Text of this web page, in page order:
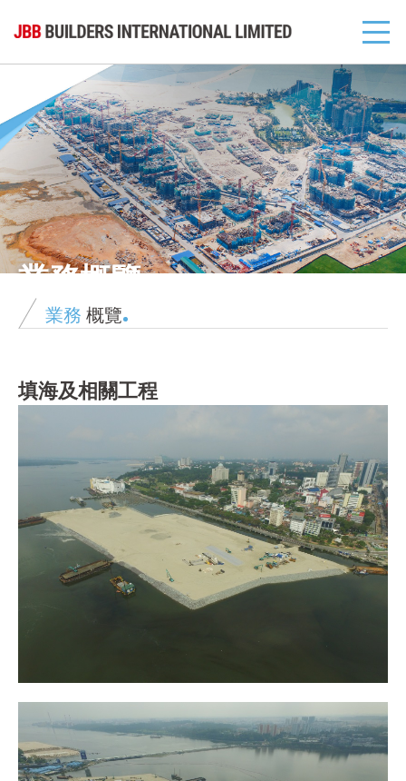
業務概覽
業務 概覽
填海及相關工程